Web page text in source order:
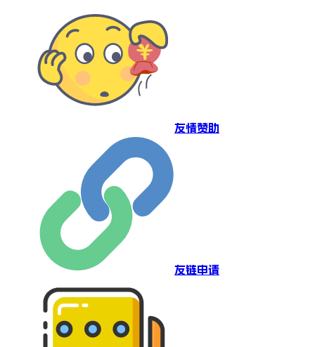
友情赞助
友链申请